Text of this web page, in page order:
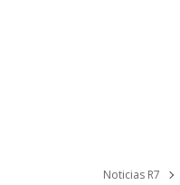
Noticias R7